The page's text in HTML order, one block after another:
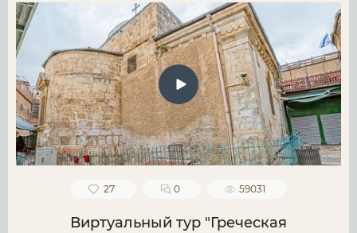
27 0 59031
Виртуальный тур "Греческая